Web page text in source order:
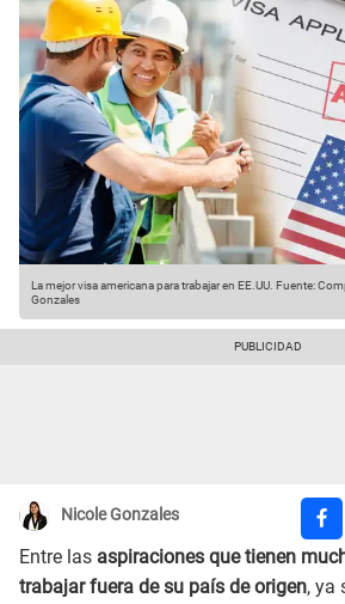
La mejor visa americana para trabajar en EE.UU. Fuente:
Gonzales
Nicole Gonzales
Entre las aspiraciones que tienen
trabajar fuera de su país de origen, ya